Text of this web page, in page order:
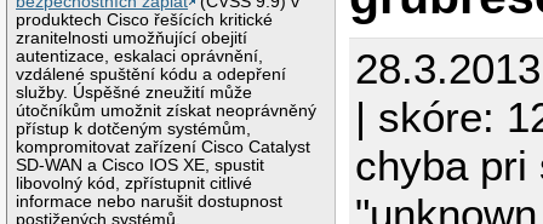
produktech Cisco řešících kritické
zranitelnosti umožňující obejití
autentizace, eskalaci oprávnění,
vzdálené spuštění kódu a odepření
služby. Úspěšné zneužití může
útočníkům umožnit získat neoprávněný
přístup k dotčeným systémům,
kompromitovat zařízení Cisco Catalyst
SD-WAN a Cisco IOS XE, spustit
libovolný kód, zpřístupnit citlivé
informace nebo narušit dostupnost
postižených systémů.
| skóre:
chyba pri